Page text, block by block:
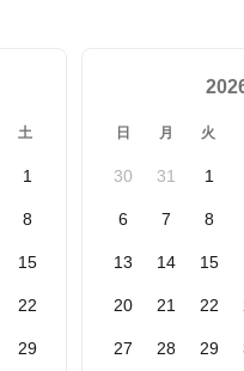
土
1
8
15
22
29
日 月 火
30 31 1
6 7 8
13 14 15
20 21 22
27 28 29